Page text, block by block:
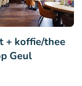
+ koffie/thee
Geul